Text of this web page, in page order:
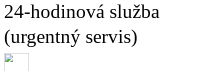
24-hodinová služba
(urgentný servis)